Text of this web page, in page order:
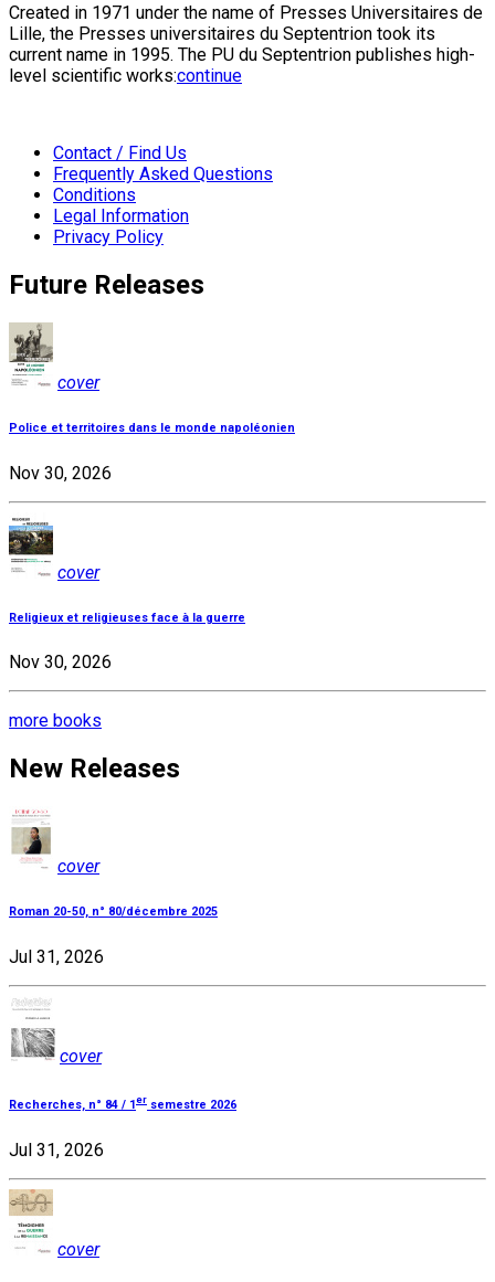
Created in 1971 under the name of Presses Universitaires de
Lille, the Presses universitaires du Septentrion took its
current name in 1995. The PU du Septentrion publishes high-
level scientific works:continue
Contact / Find Us
Frequently Asked Questions
Conditions
Legal Information
Privacy Policy
Future Releases
cover
Police et territoires dans le monde napoléonien
Nov 30, 2026
cover
Religieux et religieuses face à la guerre
Nov 30, 2026
more books
New Releases
cover
Roman 20-50, n° 80/décembre 2025
Jul 31, 2026
cover
Recherches, n° 84 / 1er semestre 2026
Jul 31, 2026
cover